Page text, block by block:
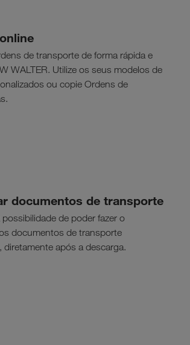
de transporte de forma rápida e
WALTER. Utilize os seus modelos de
ou copie Ordens de
documentos de transporte
possibilidade de poder fazer o
documentos de transporte
diretamente após a descarga.